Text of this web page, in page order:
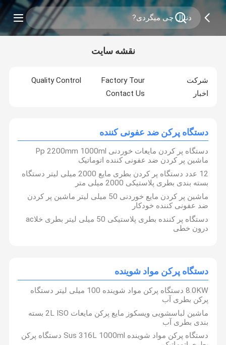
نقشه سایت
شرکت Factory Tour
Quality Control
اخبار
Contact Us
دستگاه پرکن ضد عفونی کننده
دستگاه پر کردن مایعات خوردنی Pp 2200mm 1000ml
ماشین پر کردن ضد عفونی کننده اتوماتیک
12 عدد دستگاه پر کردن بطری مایع 2000 میلی لیتر دستگاه
بسته بندی بطری پلاستیکی 2000 میلی متر
ماشین پر کردن مایع خوردنی 50 میلی لیتر ماشین پر کردن
ضد عفونی کننده خودکار
دستگاه پر کننده بطری پلاستیکی 50 میلی لیتر بطری خلاac
درون خطی
دستگاه پرکن مواد شوینده
8.0KW دستگاه پرکن مواد شوینده 100 میلی لیتر دستگاه
پرکن بطری آب
ماشین لباسشویی ویسکوز مایع پرکن مایعات 2L ISO بسته
بندی بطری آب
دستگاه پرکن مواد شوینده Sus 316L 1000ml دستگاه پرکن